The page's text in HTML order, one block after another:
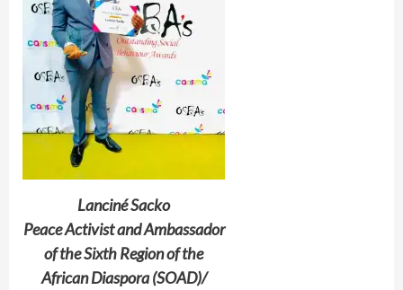
Lanciné Sacko
Peace Activist and Ambassador
of the Sixth Region of the
African Diaspora (SOAD)/